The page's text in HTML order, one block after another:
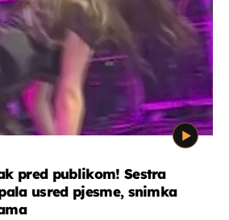
pred publikom! Sestra
usred pjesme, snimka